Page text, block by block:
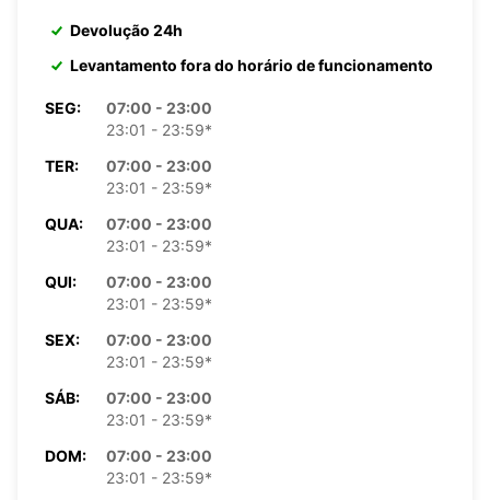
Devolução 24h
Levantamento fora do horário de funcionamento
SEG:
07:00 - 23:00
23:01 - 23:59*
TER:
07:00 - 23:00
23:01 - 23:59*
QUA:
07:00 - 23:00
23:01 - 23:59*
QUI:
07:00 - 23:00
23:01 - 23:59*
SEX:
07:00 - 23:00
23:01 - 23:59*
SÁB:
07:00 - 23:00
23:01 - 23:59*
DOM:
07:00 - 23:00
23:01 - 23:59*